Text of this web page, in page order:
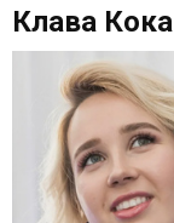
Клава Кока